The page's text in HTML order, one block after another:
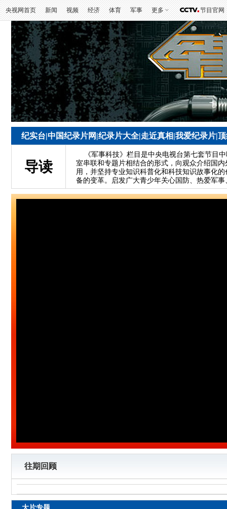
央视网首页 新闻 视频 经济 体育 军事 更多 节目官网
纪实台|中国纪录片网|纪录片大全|走近真相|我爱纪录片|
导读
《军事科技》栏目是中央电视台第七套节目
室串联和专题片相结合的形式，向观众介绍国
用，并坚持专业知识科普化和科技知识故事化
备的变革。启发广大青少年关心国防、热爱军
往期回顾